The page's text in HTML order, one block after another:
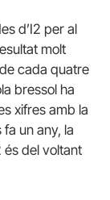
d’I2 per al
molt
cada quatre
bressol ha
xifres amb la
un any, la
és del voltant